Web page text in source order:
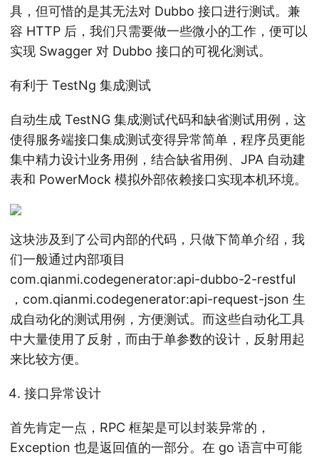
具，但可惜的是其无法对 Dubbo 接口进行测试。兼
容 HTTP 后，我们只需要做一些微小的工作，便可以
实现 Swagger 对 Dubbo 接口的可视化测试。
有利于 TestNg 集成测试
自动生成 TestNG 集成测试代码和缺省测试用例，这
使得服务端接口集成测试变得异常简单，程序员更能
集中精力设计业务用例，结合缺省用例、JPA 自动建
表和 PowerMock 模拟外部依赖接口实现本机环境。
这块涉及到了公司内部的代码，只做下简单介绍，我
们一般通过内部项目
com.qianmi.codegenerator:api-dubbo-2-restful
，com.qianmi.codegenerator:api-request-json 生
成自动化的测试用例，方便测试。而这些自动化工具
中大量使用了反射，而由于单参数的设计，反射用起
来比较方便。
接口异常设计
首先肯定一点，RPC 框架是可以封装异常的，
Exception 也是返回值的一部分。在 go 语言中可能